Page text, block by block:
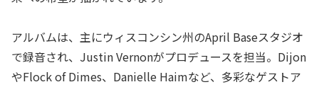
アルバムは、主にウィスコンシン州のApril Baseスタジオ
で録音され、Justin Vernonがプロデュースを担当。Dijon
やFlock of Dimes、Danielle Haimなど、多彩なゲストア